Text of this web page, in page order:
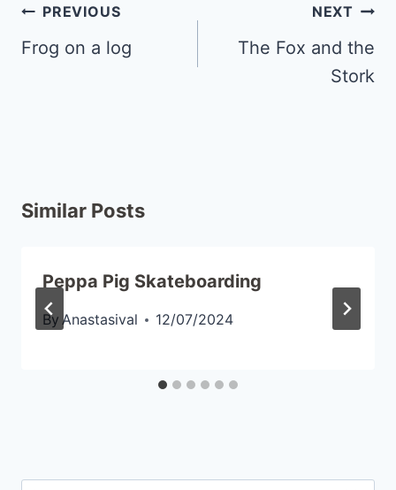
PREVIOUS
Frog on a log
NEXT
The Fox and the
Stork
Similar Posts
Peppa Pig Skateboarding
By Anastasival 12/07/2024